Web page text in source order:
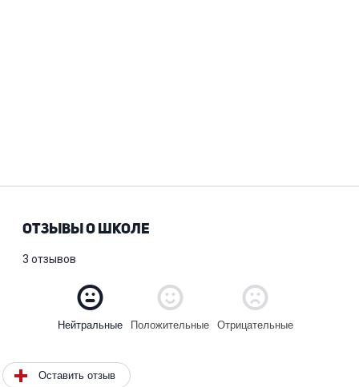
ОТЗЫВЫ О ШКОЛЕ
3 отзывов
Нейтральные Положительные Отрицательные
Оставить отзыв